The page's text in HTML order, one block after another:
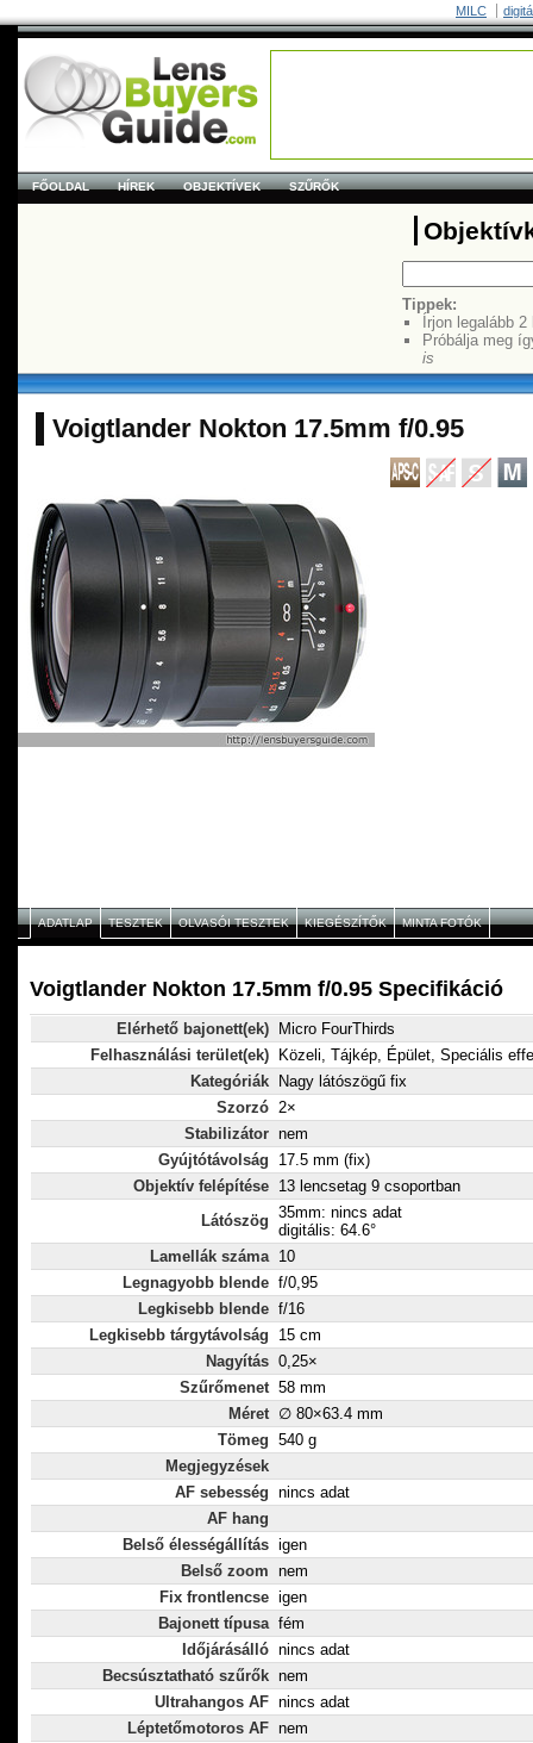
MILC
FŐOLDAL HÍREK OBJEKTÍVEK SZŰRŐK
Tippek:
Írjon legalább
Próbálja meg
is
Voigtlander Nokton 17.5mm f/0.95
ADATLAP TESZTEK OLVASÓI TESZTEK KIEGÉSZÍTŐK MINTA FOTÓK
Voigtlander Nokton 17.5mm f/0.95 Specifikáció
Elérhető bajonett(ek)
Micro FourThirds
Felhasználási terület(ek)
Közeli, Tájkép, Épület, Speciális
Kategóriák
Nagy látószögű fix
Szorzó 2×
Stabilizátor nem
Gyújtótávolság
17.5 mm (fix)
Objektív felépítése 13 lencsetag 9 csoportban
Látószög 35mm: nincs adat
digitális: 64.6°
Lamellák száma 10
Legnagyobb blende f/0,95
Legkisebb blende f/16
Legkisebb tárgytávolság
15 cm
Nagyítás 0,25×
Szűrőmenet 58 mm
Méret ∅ 80×63.4 mm
Tömeg 540 g
Megjegyzések
AF sebesség nincs adat
AF hang
Belső élességállítás igen
Belső zoom nem
Fix frontlencse igen
Bajonett típusa fém
Időjárásálló nincs adat
Becsúsztatható szűrők nem
Ultrahangos AF nincs adat
Léptetőmotoros AF nem